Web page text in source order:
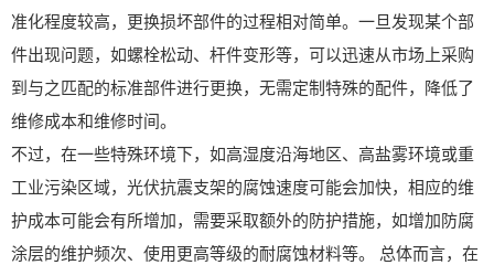
准化程度较高，更换损坏部件的过程相对简单。一旦发现某个部
件出现问题，如螺栓松动、杆件变形等，可以迅速从市场上采购
到与之匹配的标准部件进行更换，无需定制特殊的配件，降低了
维修成本和维修时间。
不过，在一些特殊环境下，如高湿度沿海地区、高盐雾环境或重
工业污染区域，光伏抗震支架的腐蚀速度可能会加快，相应的维
护成本可能会有所增加，需要采取额外的防护措施，如增加防腐
涂层的维护频次、使用更高等级的耐腐蚀材料等。 总体而言，在